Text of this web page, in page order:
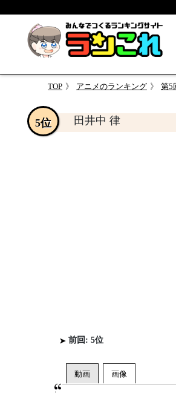
TOP アニメのランキング 第5
田井中 律
5位
前回: 5位